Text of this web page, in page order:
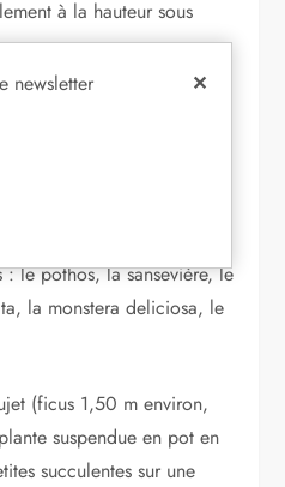
à la hauteur sous
végétal
plantes ressemble vite à un
apporte vie, texture et
aiment les intérieurs
le pothos, la sansevière, le
la monstera deliciosa, le
(ficus 1,50 m environ,
suspendue en pot en
succulentes sur une
✕
newsletter